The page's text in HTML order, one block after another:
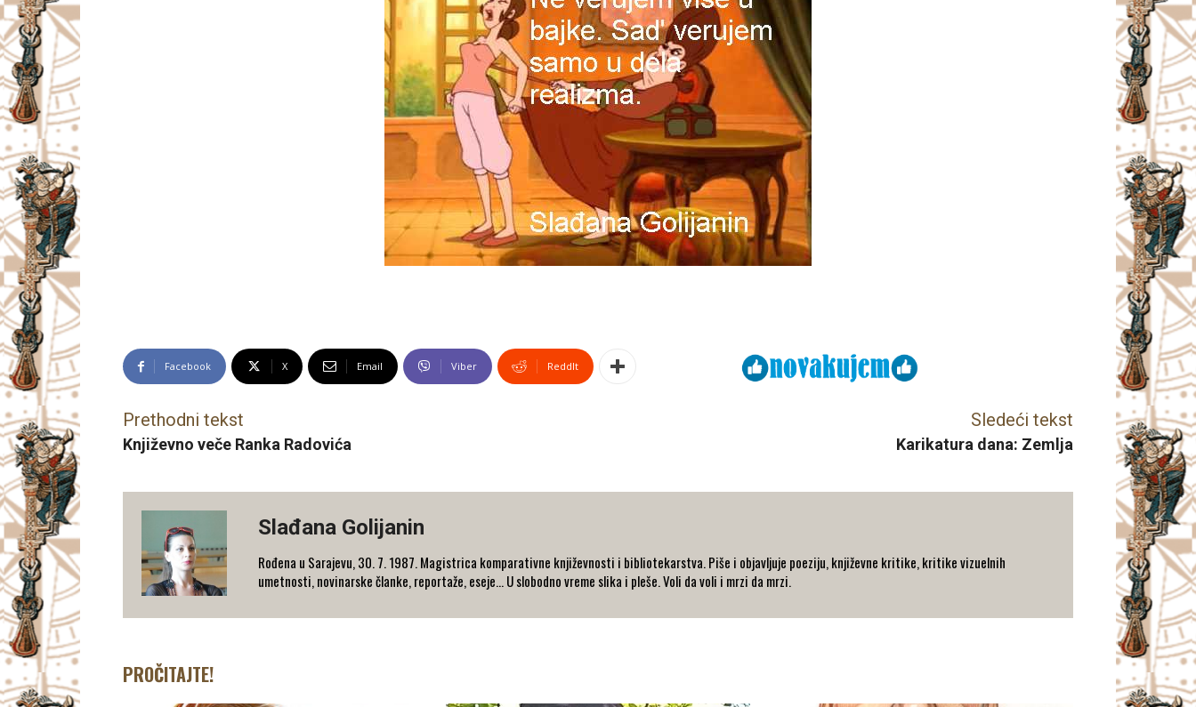
Facebook X Email Viber ReddIt
Prethodni tekst
Književno veče Ranka Radovića
Sledeći tekst
Karikatura dana: Zemlja
Slađana Golijanin
Rođena u Sarajevu, 30. 7. 1987. Magistrica komparativne književnosti i bibliotekarstva. Piše i objavljuje poeziju, književne kritike, kritike vizuelnih
umetnosti, novinarske članke, reportaže, eseje... U slobodno vreme slika i pleše. Voli da voli i mrzi da mrzi.
PROČITAJTE!